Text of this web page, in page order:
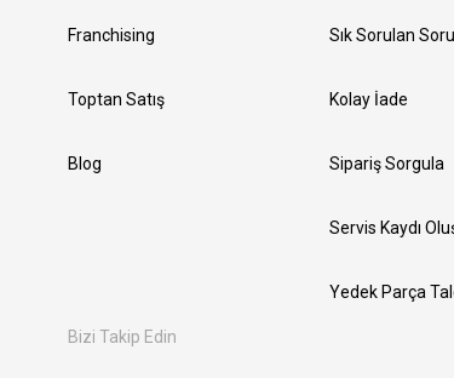
Franchising
Toptan Satış
Blog
Bizi Takip Edin
Sık Sorulan
Kolay İade
Sipariş Sorgula
Servis Kaydı
Yedek Parça